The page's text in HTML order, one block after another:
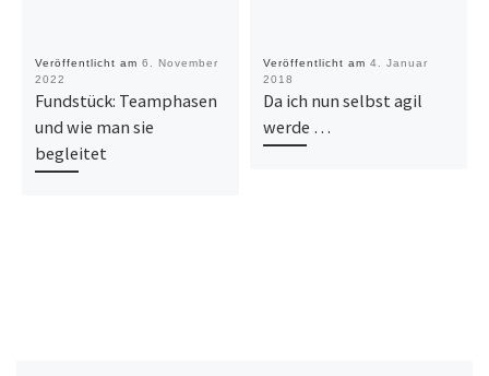
Veröffentlicht am 6. November
2022
Fundstück: Teamphasen
und wie man sie
begleitet
Veröffentlicht am 4. Januar
2018
Da ich nun selbst agil
werde …